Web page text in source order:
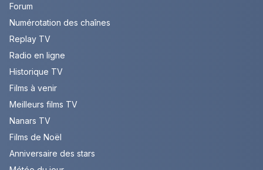
Forum
Numérotation des chaînes
Replay TV
Radio en ligne
Historique TV
Films à venir
Meilleurs films TV
Nanars TV
Films de Noël
Anniversaire des stars